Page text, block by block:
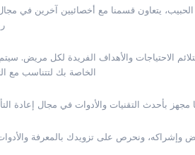
يتعاون قسمنا مع أخصائيين آخرين في مجال
الاحتياجات والأهداف الفريدة لكل مريض.
الخاصة بك لتتناسب مع
مجهز بأحدث التقنيات والأدوات في مجال إعادة
وإشراكه، ونحرص على تزويدك بالمعرفة